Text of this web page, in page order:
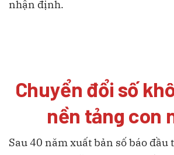
nhận định.
Chuyển đổi số
nền tảng con
Sau 40 năm xuất bản số báo